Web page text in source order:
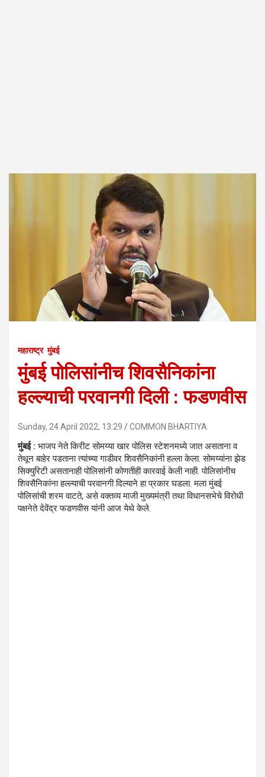
महाराष्ट्र मुंबई
मुंबई पोलिसांनीच शिवसैनिकांना
हल्ल्याची परवानगी दिली : फडणवीस
Sunday, 24 April 2022, 13:29 COMMON BHARTIYA
मुंबई : भाजप नेते किरीट सोमय्या खार पोलिस स्टेशनमध्ये जात असताना व
तेथून बाहेर पडताना त्यांच्या गाडीवर शिवसैनिकांनी हल्ला केला. सोमय्यांना झेड
सिक्युरिटी असतानाही पोलिसांनी कोणतीही कारवाई केली नाही. पोलिसांनीच
शिवसैनिकांना हल्ल्याची परवानगी दिल्याने हा प्रकार घडला. मला मुंबई
पोलिसांची शरम वाटते, असे वक्तव्य माजी मुख्यमंत्री तथा विधानसभेचे विरोधी
पक्षनेते देवेंद्र फडणवीस यांनी आज येथे केले.